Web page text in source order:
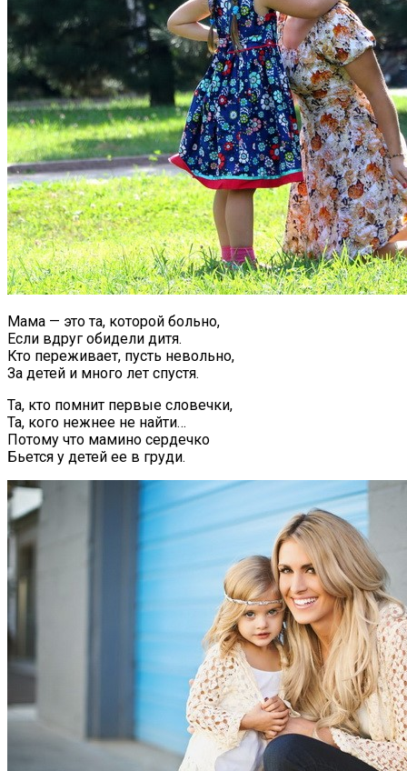
Мама — это та, которой больно,
Если вдруг обидели дитя.
Кто переживает, пусть невольно,
За детей и много лет спустя.
Та, кто помнит первые словечки,
Та, кого нежнее не найти…
Потому что мамино сердечко
Бьется у детей ее в груди.